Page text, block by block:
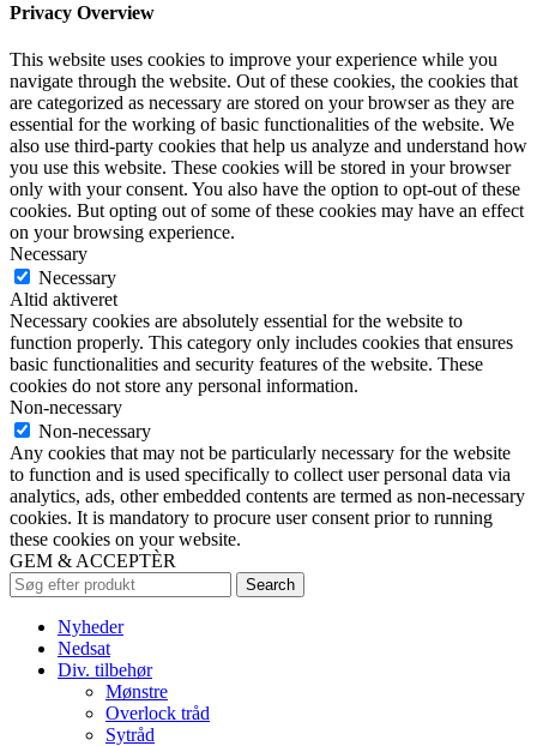
Privacy Overview
This website uses cookies to improve your experience while you
navigate through the website. Out of these cookies, the cookies that
are categorized as necessary are stored on your browser as they are
essential for the working of basic functionalities of the website. We
also use third-party cookies that help us analyze and understand how
you use this website. These cookies will be stored in your browser
only with your consent. You also have the option to opt-out of these
cookies. But opting out of some of these cookies may have an effect
on your browsing experience.
Necessary
Necessary
Altid aktiveret
Necessary cookies are absolutely essential for the website to
function properly. This category only includes cookies that ensures
basic functionalities and security features of the website. These
cookies do not store any personal information.
Non-necessary
Non-necessary
Any cookies that may not be particularly necessary for the website
to function and is used specifically to collect user personal data via
analytics, ads, other embedded contents are termed as non-necessary
cookies. It is mandatory to procure user consent prior to running
these cookies on your website.
GEM & ACCEPTÈR
Search
Nyheder
Nedsat
Div. tilbehør
Mønstre
Overlock tråd
Sytråd